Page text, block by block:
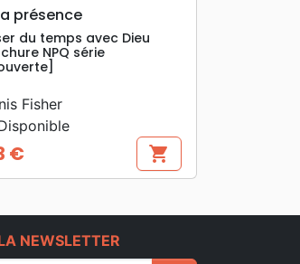
search APERÇU RAPIDE
présence
du temps avec Dieu
NPQ série
Fisher
€ shopping_cart
NEWSLETTER